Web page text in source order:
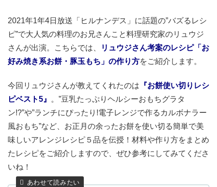
2021年1年4日放送「ヒルナンデス」に話題の”バズるレシ
ピ”で大人気の料理のお兄さんこと料理研究家のリュウジ
さんが出演。こちらでは、
リュウジさん考案のレシピ「お
好み焼き系お餅・豚玉もち」の作り方をご紹介します。
今回リュウジさんが教えてくれたのは 『お餅使い切りレシ
ピベスト5』
。”豆乳たっぷりヘルシーおもちグラタ
ン!?”や”ランチにぴったり!電子レンジで作るカルボナラー
風おもち”など、お正月の余ったお餅を使い切る簡単で美
味しいアレンジレシピ５品を伝授！材料や作り方をまとめ
たレシピをご紹介しますので、ぜひ参考にしてみてくださ
いね！